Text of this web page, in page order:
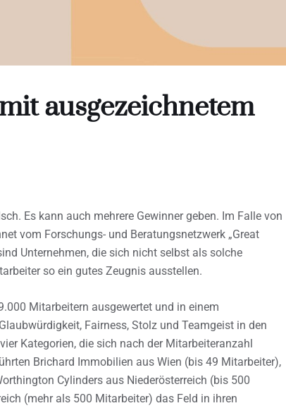
ausgezeichnetem
Es kann auch mehrere Gewinner geben. Im Falle von
vom Forschungs- und Beratungsnetzwerk „Great
Unternehmen, die sich nicht selbst als solche
so ein gutes Zeugnis ausstellen.
Mitarbeitern ausgewertet und in einem
Fairness, Stolz und Teamgeist in den
Kategorien, die sich nach der Mitarbeiteranzahl
Brichard Immobilien aus Wien (bis 49 Mitarbeiter),
Cylinders aus Niederösterreich (bis 500
(mehr als 500 Mitarbeiter) das Feld in ihren